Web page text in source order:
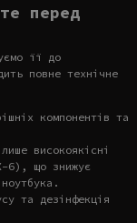
перед
її до
повне технічне
компонентів та
високоякісні
6), що знижує
та дезінфекція